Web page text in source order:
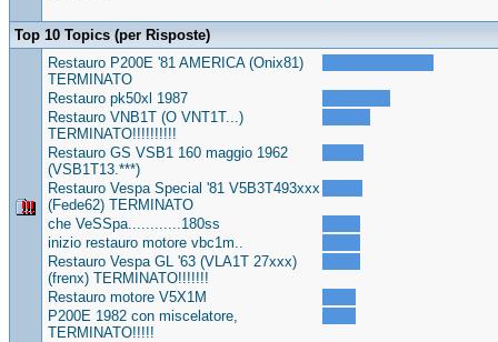
Top 10 Topics (per Risposte)
Restauro P200E '81 AMERICA (Onix81)
TERMINATO
Restauro pk50xl 1987
Restauro VNB1T (O VNT1T...)
TERMINATO!!!!!!!!!!
Restauro GS VSB1 160 maggio 1962
(VSB1T13.***)
Restauro Vespa Special '81 V5B3T493xxx
(Fede62) TERMINATO
che VeSSpa............180ss
inizio restauro motore vbc1m..
Restauro Vespa GL '63 (VLA1T 27xxx)
(frenx) TERMINATO!!!!!!!
Restauro motore V5X1M
P200E 1982 con miscelatore,
TERMINATO!!!!!